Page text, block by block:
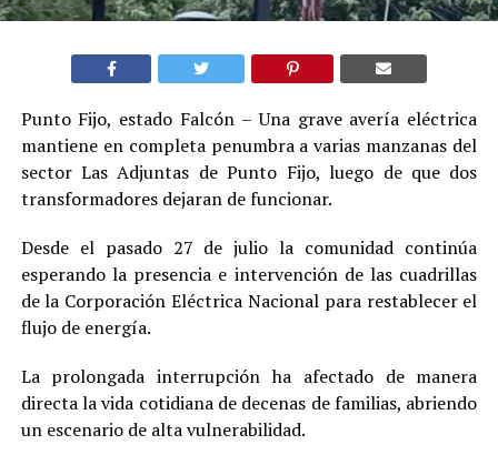
Punto Fijo, estado Falcón – Una grave avería eléctrica
mantiene en completa penumbra a varias manzanas del
sector Las Adjuntas de Punto Fijo, luego de que dos
transformadores dejaran de funcionar.
Desde el pasado 27 de julio la comunidad continúa
esperando la presencia e intervención de las cuadrillas
de la Corporación Eléctrica Nacional para restablecer el
flujo de energía.
La prolongada interrupción ha afectado de manera
directa la vida cotidiana de decenas de familias, abriendo
un escenario de alta vulnerabilidad.